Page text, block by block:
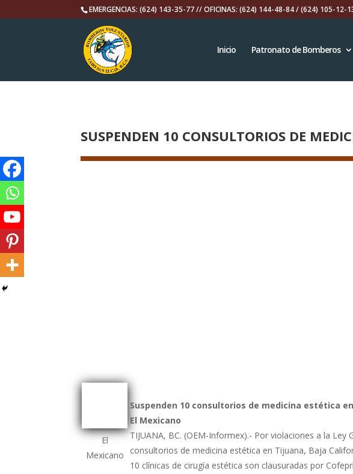
EMERGENCIAS: (624) 143-35-77 // OFICINAS: (624) 144-48-84 / (624) 105-12-
Inicio Patronato de Bomberos
SUSPENDEN 10 CONSULTORIOS DE
El
Mexicano
Suspenden 10 consultorios de medicina estética
El Mexicano
TIJUANA, BC. (OEM-Informex).- Por violaciones a la
consultorios de medicina estética en Tijuana, Baja
10 clínicas de cirugía estética son clausuradas por